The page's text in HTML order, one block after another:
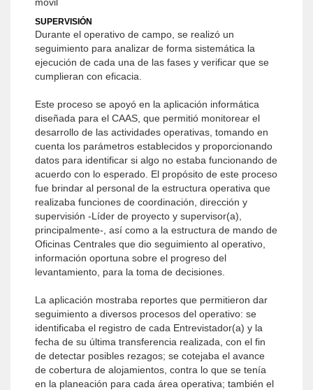
SUPERVISIÓN
Durante el operativo de campo, se realizó un
seguimiento para analizar de forma sistemática la
ejecución de cada una de las fases y verificar que se
cumplieran con eficacia.
Este proceso se apoyó en la aplicación informática
diseñada para el CAAS, que permitió monitorear el
desarrollo de las actividades operativas, tomando en
cuenta los parámetros establecidos y proporcionando
datos para identificar si algo no estaba funcionando de
acuerdo con lo esperado. El propósito de este proceso
fue brindar al personal de la estructura operativa que
realizaba funciones de coordinación, dirección y
supervisión -Líder de proyecto y supervisor(a),
principalmente-, así como a la estructura de mando de
Oficinas Centrales que dio seguimiento al operativo,
información oportuna sobre el progreso del
levantamiento, para la toma de decisiones.
La aplicación mostraba reportes que permitieron dar
seguimiento a diversos procesos del operativo: se
identificaba el registro de cada Entrevistador(a) y la
fecha de su última transferencia realizada, con el fin
de detectar posibles rezagos; se cotejaba el avance
de cobertura de alojamientos, contra lo que se tenía
en la planeación para cada área operativa; también el